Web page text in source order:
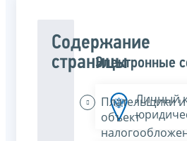
Содержание
страницы
Плательщики и
объект
Электронные
Личный